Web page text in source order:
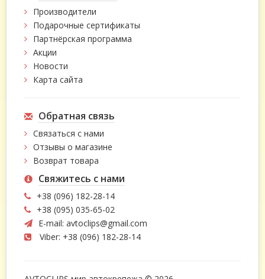
Производители
Подарочные сертификаты
Партнёрская программа
Акции
Новости
Карта сайта
Обратная связь
Связаться с нами
Отзывы о магазине
Возврат товара
Свяжитесь с нами
+38 (096) 182-28-14
+38 (095) 035-65-02
E-mail: avtoclips@gmail.com
Viber: +38 (096) 182-28-14